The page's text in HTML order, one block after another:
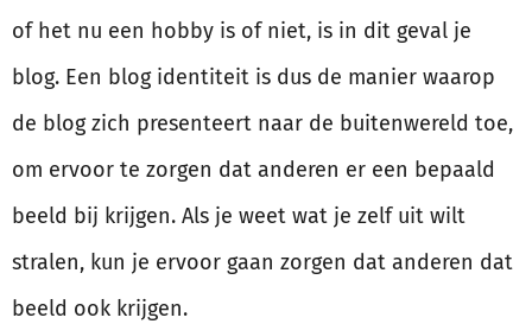
of het nu een hobby is of niet, is in dit geval je
blog. Een blog identiteit is dus de manier waarop
de blog zich presenteert naar de buitenwereld toe,
om ervoor te zorgen dat anderen er een bepaald
beeld bij krijgen. Als je weet wat je zelf uit wilt
stralen, kun je ervoor gaan zorgen dat anderen dat
beeld ook krijgen.